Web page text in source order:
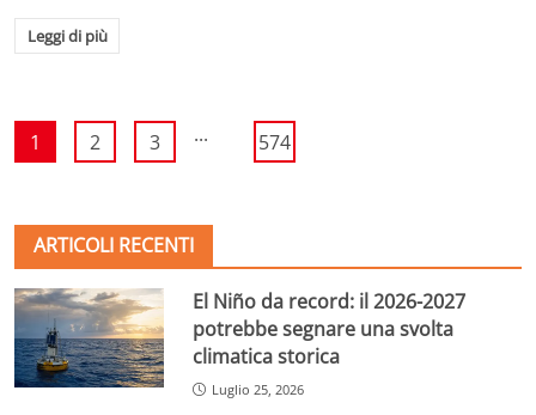
Leggi di più
1 2 3 ... 574
ARTICOLI RECENTI
El Niño da record: il 2026-2027
potrebbe segnare una svolta
climatica storica
Luglio 25, 2026